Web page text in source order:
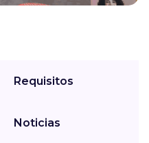
Requisitos
Noticias